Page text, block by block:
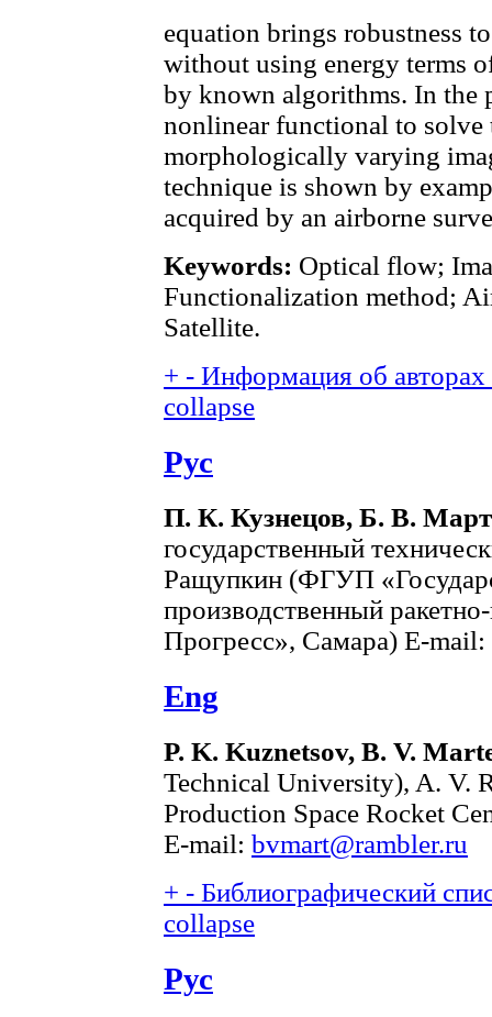
equation brings robustness
without using energy terms
by known algorithms. In the
nonlinear functional to
morphologically varying
technique is shown by
acquired by an airborne
Keywords: Optical flow;
Functionalization method;
Satellite.
+ - Информация об
collapse
Рус
П. К. Кузнецов, Б. В.
государственный
Ращупкин (ФГУП
производственный
Прогресс», Самара) E-mail:
Eng
P. K. Kuznetsov, B. V.
Technical University), A. V.
Production Space Rocket
E-mail: bvmart@rambler.ru
+ - Библиографический
collapse
Рус